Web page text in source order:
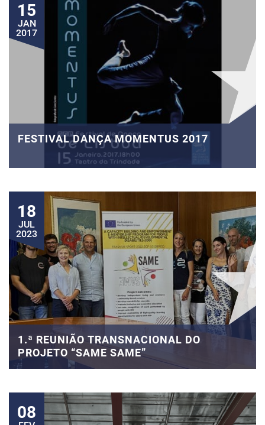
15
JAN
2017
FESTIVAL DANÇA MOMENTUS 2017
18
JUL
2023
1.ª REUNIÃO TRANSNACIONAL DO
PROJETO “SAME SAME”
08